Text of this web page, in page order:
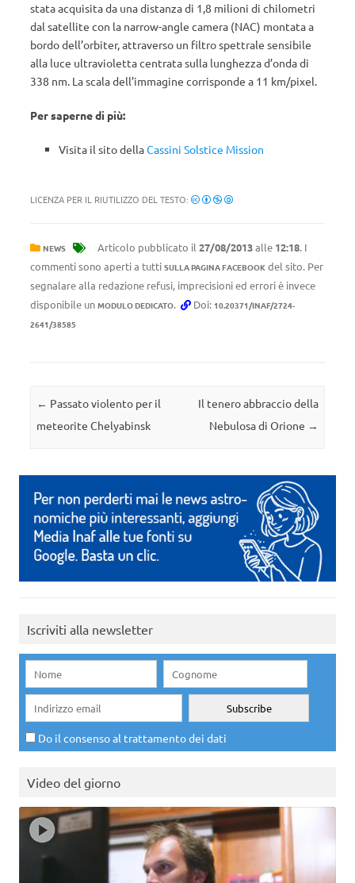
stata acquisita da una distanza di 1,8 milioni di chilometri
dal satellite con la narrow-angle camera (NAC) montata a
bordo dell’orbiter, attraverso un filtro spettrale sensibile
alla luce ultravioletta centrata sulla lunghezza d’onda di
338 nm. La scala dell’immagine corrisponde a 11 km/pixel.
Per saperne di più:
Visita il sito dellaCassini Solstice Mission
LICENZA PER IL RIUTILIZZO DEL TESTO:
NEWS Articolo pubblicato il 27/08/2013alle 12:18. I
commenti sono aperti a tutti SULLA PAGINA FACEBOOK del sito. Per
segnalare alla redazione refusi, imprecisioni ed errori è invece
disponibile un MODULO DEDICATO. Doi: 10.20371/INAF/2724-
2641/38585
Navigazione articolo
← Passato violento per il
meteorite Chelyabinsk
Il tenero abbraccio della
Nebulosa di Orione →
Iscriviti alla newsletter
Do il consenso al trattamento dei dati
Video del giorno